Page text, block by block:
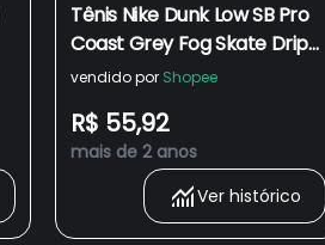
Tênis Nike Dunk Low SB Pro
Coast Grey Fog Skate Drip
US Masculino Black Friday
vendido por Shopee
R$ 55,92
mais de 2 anos
Ver histórico